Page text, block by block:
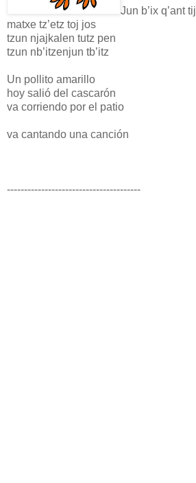
Jun b’ix q’ant tij
matxe tz’etz toj jos
tzun njajkalen tutz pen
tzun nb’itzenjun tb’itz
Un pollito amarillo
hoy salió del cascarón
va corriendo por el patio
va cantando una canción
---------------------------------------